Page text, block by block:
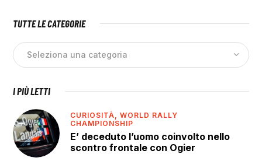
TUTTE LE CATEGORIE
I PIÙ LETTI
CURIOSITÀ,WORLD RALLY
CHAMPIONSHIP
E’ deceduto l’uomo coinvolto nello
scontro frontale con Ogier